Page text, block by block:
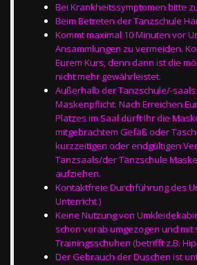
Bei Krankheitssymptomen bitte
Beim Betreten der Tanzschule
Kommt maximal 10 Minuten vor
Ansammlungen zu vermeiden.
Eurem Kurs, denn dann ist die
nicht mehr gewährleistet.
Außerhalb der Tanzschule/-
Maskenpflicht. Nach Erreichen
Platzes im Saal dürft Ihr die
mitgebrachtem Gefäß oder
kurzzeitigen oder endgültigen
Tanzsaals/der Tanzschule
aufziehen.
Kontaktfreie Durchführung des
Unterricht )
Keine Nutzung von
schon vorab umgezogen und mit
Trainingsschuhen (betrifft z.B.
Der Gebrauch der Duschen ist